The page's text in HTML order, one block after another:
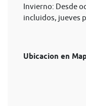
Invierno: Desde
incluidos, jueves
Ubicacion en